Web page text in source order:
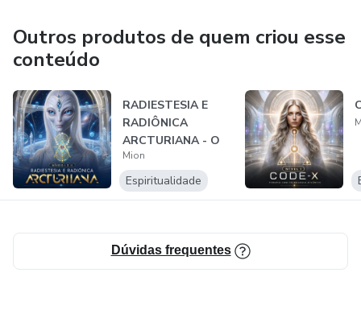
Outros produtos de quem criou esse
conteúdo
RADIESTESIA E
RADIÔNICA
ARCTURIANA - O
CURSO NIVEL I E II
Mion
Espiritualidade
Dúvidas frequentes